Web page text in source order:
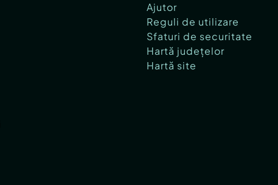
Ajutor
Reguli de utilizare
Sfaturi de securitate
Hartă județelor
Hartă site